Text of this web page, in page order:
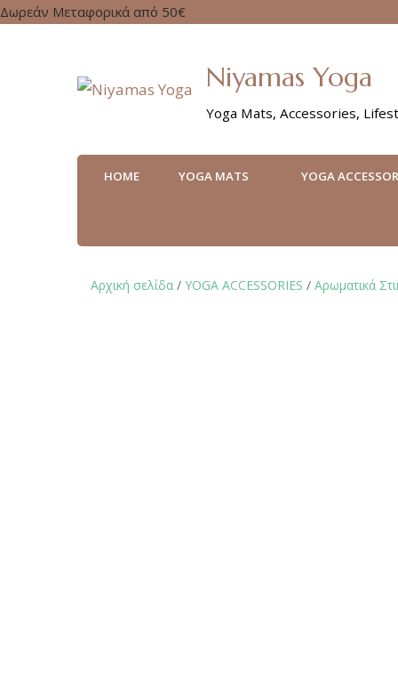
Δωρεάν Μεταφορικά από 50€
Niyamas Yoga
Yoga Mats, Accessories,
HOME YOGA MATS YOGA
Αρχική σελίδα / YOGA ACCESSORIES / Αρωματικά